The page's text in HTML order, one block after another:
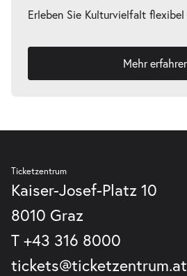
Erleben Sie Kulturvielfalt
Mehr
Ticketzentrum
Kaiser-Josef-Platz 10
8010 Graz
T +43 316 8000
tickets@ticketzentrum.at